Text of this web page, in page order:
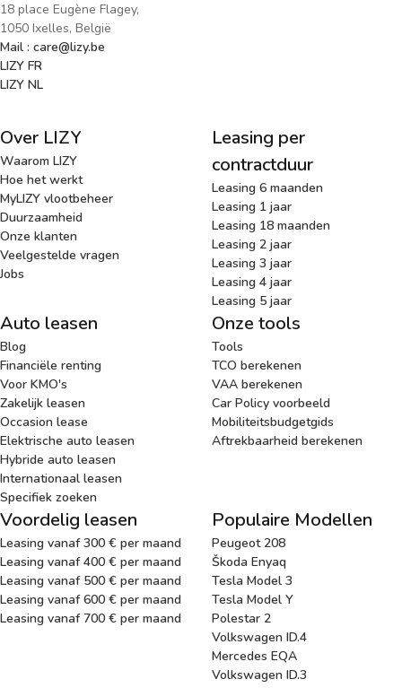
18 place Eugène Flagey,
1050 Ixelles, België
Mail : care@lizy.be
LIZY FR
LIZY NL
Over LIZY
Waarom LIZY
Hoe het werkt
MyLIZY vlootbeheer
Duurzaamheid
Onze klanten
Veelgestelde vragen
Jobs
Leasing per
contractduur
Leasing 6 maanden
Leasing 1 jaar
Leasing 18 maanden
Leasing 2 jaar
Leasing 3 jaar
Leasing 4 jaar
Leasing 5 jaar
Auto leasen
Blog
Financiële renting
Voor KMO's
Zakelijk leasen
Occasion lease
Elektrische auto leasen
Hybride auto leasen
Internationaal leasen
Specifiek zoeken
Onze tools
Tools
TCO berekenen
VAA berekenen
Car Policy voorbeeld
Mobiliteitsbudgetgids
Aftrekbaarheid berekenen
Voordelig leasen
Leasing vanaf 300 € per maand
Leasing vanaf 400 € per maand
Leasing vanaf 500 € per maand
Leasing vanaf 600 € per maand
Leasing vanaf 700 € per maand
Populaire Modellen
Peugeot 208
Škoda Enyaq
Tesla Model 3
Tesla Model Y
Polestar 2
Volkswagen ID.4
Mercedes EQA
Volkswagen ID.3